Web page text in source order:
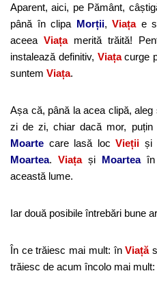
Aparent, aici, pe Pământ,
până în clipa Morții, Viața e
aceeaViața merită trăită!
instalează definitiv, Viațacurge
suntem Viața.
Așa că, până la acea clipă,
zi de zi, chiar dacă mor,
Moarte care lasă loc Vieții și
Moartea. Viața și Moartea
această lume.
Iar două posibile întrebări bune
În ce trăiesc mai mult: înViață
trăiesc de acum încolo mai